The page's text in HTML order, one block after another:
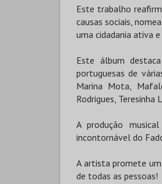
Este trabalho
causas sociais,
uma cidadania ativa
Este álbum
portuguesas de
Marina Mota,
Rodrigues,
A produção
incontornável do
A artista promete
de todas as pessoas!